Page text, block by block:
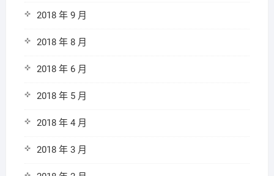
2018 年 9 月
2018 年 8 月
2018 年 6 月
2018 年 5 月
2018 年 4 月
2018 年 3 月